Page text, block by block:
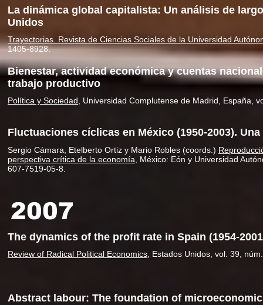
La dinámica global capitalista: Un análisis de
Unidos
Trayectorias. Revista de Ciencias Sociales de la Universidad
1405-8928.
Bienestar, actividad económica y cuentas
trabajo productivo
Política y Sociedad, Universidad Complutense de Madrid, España,
Fluctuaciones cíclicas en México (1950-2003).
Sergio Cámara, Etelberto Ortiz y Mario Robles (coords.)
perspectiva crítica de la economía , México: Eón y Universidad
607-7519-05-8.
2007
The dynamics of the profit rate in Spain (1954-
Review of Radical Political Economics , Estados Unidos, vol. 39,
Abstract labour: The foundation of